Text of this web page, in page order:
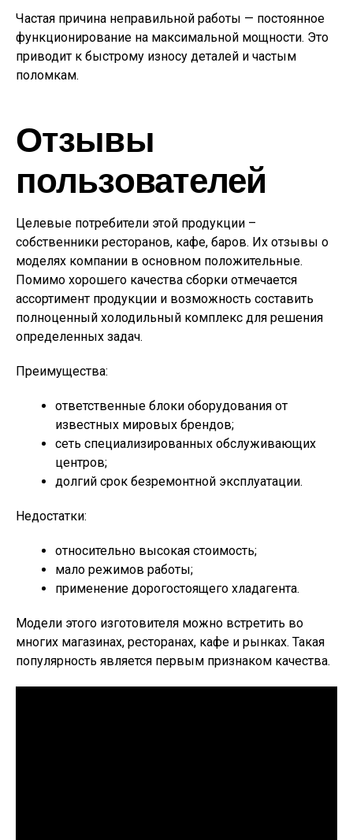
Частая причина неправильной работы — постоянное
функционирование на максимальной мощности. Это
приводит к быстрому износу деталей и частым
поломкам.
Отзывы
пользователей
Целевые потребители этой продукции –
собственники ресторанов, кафе, баров. Их отзывы о
моделях компании в основном положительные.
Помимо хорошего качества сборки отмечается
ассортимент продукции и возможность составить
полноценный холодильный комплекс для решения
определенных задач.
Преимущества:
ответственные блоки оборудования от
известных мировых брендов;
сеть специализированных обслуживающих
центров;
долгий срок безремонтной эксплуатации.
Недостатки:
относительно высокая стоимость;
мало режимов работы;
применение дорогостоящего хладагента.
Модели этого изготовителя можно встретить во
многих магазинах, ресторанах, кафе и рынках. Такая
популярность является первым признаком качества.